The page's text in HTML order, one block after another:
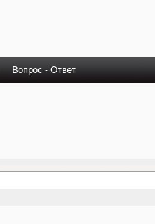
Вопрос - Ответ